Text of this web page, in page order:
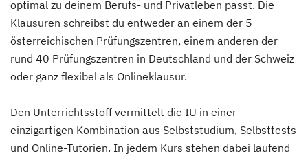
optimal zu deinem Berufs- und Privatleben passt. Die
Klausuren schreibst du entweder an einem der 5
österreichischen Prüfungszentren, einem anderen der
rund 40 Prüfungszentren in Deutschland und der Schweiz
oder ganz flexibel als Onlineklausur.
Den Unterrichtsstoff vermittelt die IU in einer
einzigartigen Kombination aus Selbststudium, Selbsttests
und Online-Tutorien. In jedem Kurs stehen dabei laufend